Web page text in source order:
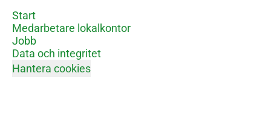
Start
Medarbetare lokalkontor
Jobb
Data och integritet
Hantera cookies